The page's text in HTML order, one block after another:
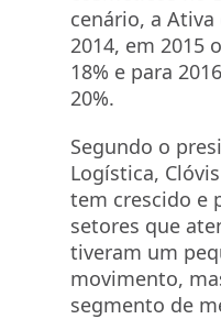
cenário, a Ativa
2014, em 2015
18% e para
20%.
Segundo o
Logística,
tem crescido e
setores que
tiveram um
movimento,
segmento de